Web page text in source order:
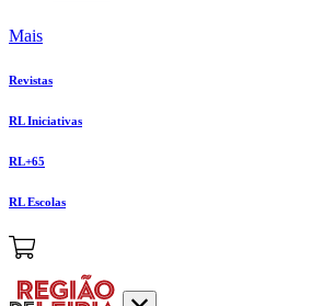
Mais
Revistas
RL Iniciativas
RL+65
RL Escolas